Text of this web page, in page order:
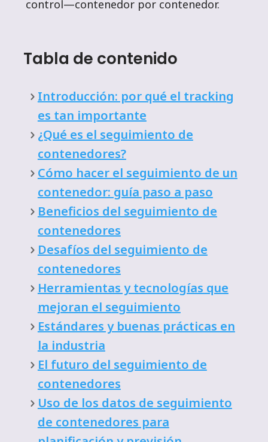
control—contenedor por contenedor.
Tabla de contenido
Introducción: por qué el tracking
es tan importante
¿Qué es el seguimiento de
contenedores?
Cómo hacer el seguimiento de un
contenedor: guía paso a paso
Beneficios del seguimiento de
contenedores
Desafíos del seguimiento de
contenedores
Herramientas y tecnologías que
mejoran el seguimiento
Estándares y buenas prácticas en
la industria
El futuro del seguimiento de
contenedores
Uso de los datos de seguimiento
de contenedores para